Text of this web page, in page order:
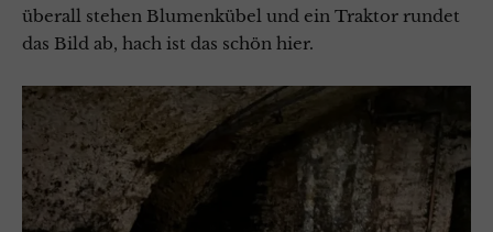
überall stehen Blumenkübel und ein Traktor rundet
das Bild ab, hach ist das schön hier.